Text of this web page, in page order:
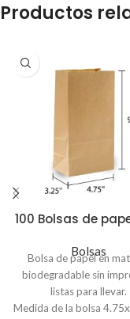
Productos
100 Bolsas de
Bolsas
Bolsa de papel en
biodegradable sin
listas para llevar.
Medida de la bolsa